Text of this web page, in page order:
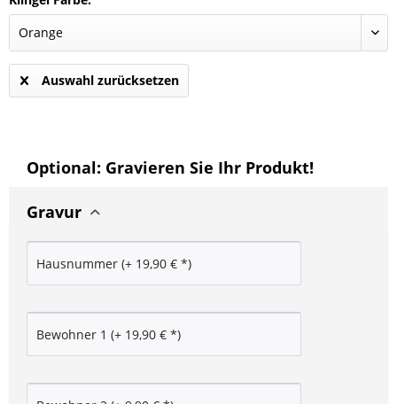
Auswahl zurücksetzen
Optional: Gravieren Sie Ihr Produkt!
Gravur